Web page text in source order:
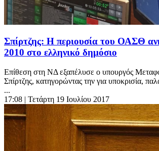
Σπίρτζης: Η περιουσία του ΟΑΣΘ
2010 στο ελληνικό δημόσιο
Επίθεση στη ΝΔ εξαπέλυσε ο υπουργός
Σπίρτζης, κατηγορώντας την για υποκρισία,
...
17:08 | Τετάρτη 19 Ιουλίου 2017